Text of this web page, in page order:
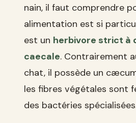
nain, il faut comprendre
alimentation est si
est un herbivore strict à
caecale. Contrairement
chat, il possède un
les fibres végétales sont
des bactéries